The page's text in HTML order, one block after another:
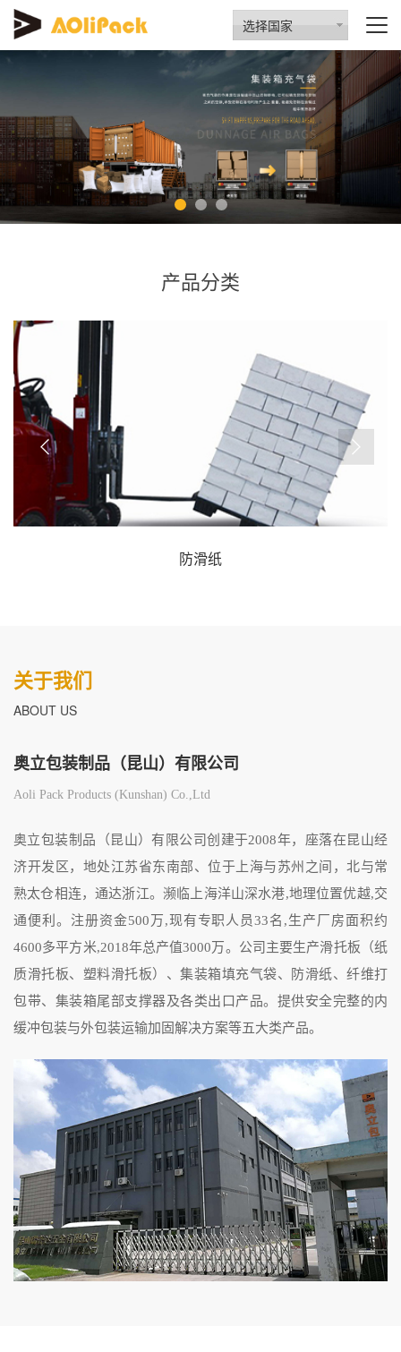
选择国家
产品分类
防滑纸
关于我们
ABOUT US
奥立包装制品（昆山）有限公司
Aoli Pack Products (Kunshan) Co.,Ltd
奥立包装制品（昆山）有限公司创建于2008年，座落在昆山经
济开发区，地处江苏省东南部、位于上海与苏州之间，北与常
熟太仓相连，通达浙江。濒临上海洋山深水港,地理位置优越,交
通便利。注册资金500万,现有专职人员33名,生产厂房面积约
4600多平方米,2018年总产值3000万。公司主要生产滑托板（纸
质滑托板、塑料滑托板）、集装箱填充气袋、防滑纸、纤维打
包带、集装箱尾部支撑器及各类出口产品。提供安全完整的内
缓冲包装与外包装运输加固解决方案等五大类产品。